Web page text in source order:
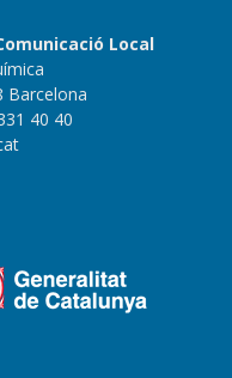
Local
Barcelona
40 40